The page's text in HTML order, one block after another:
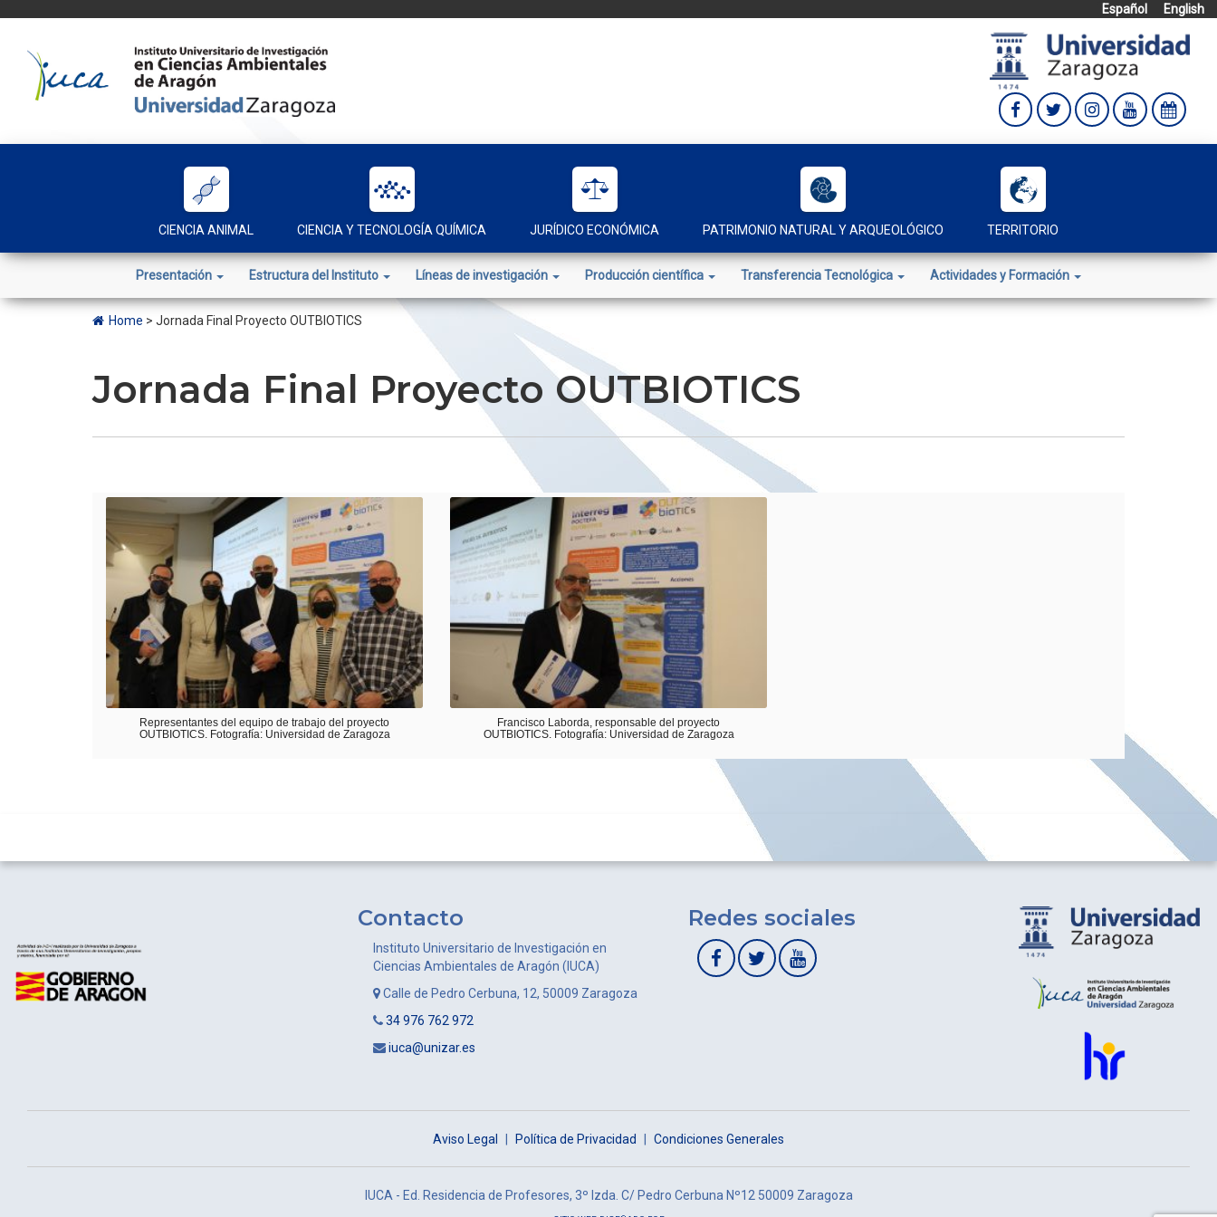
Español
English
content
CIENCIA ANIMAL CIENCIA Y TECNOLOGÍA QUÍMICA JURÍDICO ECONÓMICA PATRIMONIO NATURAL Y ARQUEOLÓGICO TERRITORIO
Presentación Estructura del Instituto Líneas de investigación Producción científica Transferencia Tecnológica Actividades y Formación
Home > Jornada Final Proyecto OUTBIOTICS
Jornada Final Proyecto OUTBIOTICS
Representantes del equipo de trabajo del proyecto
OUTBIOTICS. Fotografía: Universidad de Zaragoza
Francisco Laborda, responsable del proyecto
OUTBIOTICS. Fotografía: Universidad de Zaragoza
Contacto
Instituto Universitario de Investigación en
Ciencias Ambientales de Aragón (IUCA)
Calle de Pedro Cerbuna, 12, 50009 Zaragoza
34 976 762 972
iuca@unizar.es
Redes sociales
Aviso Legal Política de Privacidad Condiciones Generales
IUCA - Ed. Residencia de Profesores, 3º Izda. C/ Pedro Cerbuna Nº12 50009 Zaragoza